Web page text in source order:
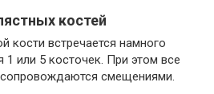
костей
кости встречается намного
или 5 косточек. При этом все
смещениями.